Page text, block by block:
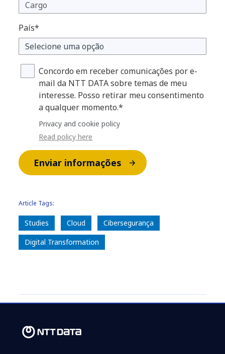
País*
Concordo em receber comunicações por e-
mail da NTT DATA sobre temas de meu
interesse. Posso retirar meu consentimento
a qualquer momento.*
Privacy and cookie policy
Read policy here
Enviar informações
Article Tags:
Studies Cloud
Cibersegurança
Digital Transformation